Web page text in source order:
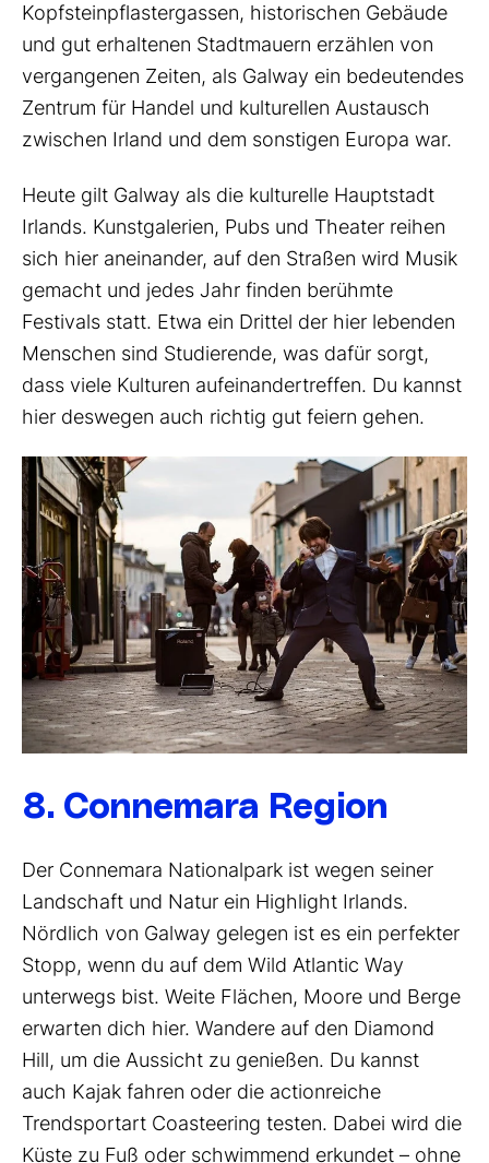
Kopfsteinpflastergassen, historischen Gebäude
und gut erhaltenen Stadtmauern erzählen von
vergangenen Zeiten, als Galway ein bedeutendes
Zentrum für Handel und kulturellen Austausch
zwischen Irland und dem sonstigen Europa war.
Heute gilt Galway als die kulturelle Hauptstadt
Irlands. Kunstgalerien, Pubs und Theater reihen
sich hier aneinander, auf den Straßen wird Musik
gemacht und jedes Jahr finden berühmte
Festivals statt. Etwa ein Drittel der hier lebenden
Menschen sind Studierende, was dafür sorgt,
dass viele Kulturen aufeinandertreffen. Du kannst
hier deswegen auch richtig gut feiern gehen.
8. Connemara Region
Der Connemara Nationalpark ist wegen seiner
Landschaft und Natur ein Highlight Irlands.
Nördlich von Galway gelegen ist es ein perfekter
Stopp, wenn du auf dem Wild Atlantic Way
unterwegs bist. Weite Flächen, Moore und Berge
erwarten dich hier. Wandere auf den Diamond
Hill, um die Aussicht zu genießen. Du kannst
auch Kajak fahren oder die actionreiche
Trendsportart Coasteering testen. Dabei wird die
Küste zu Fuß oder schwimmend erkundet – ohne